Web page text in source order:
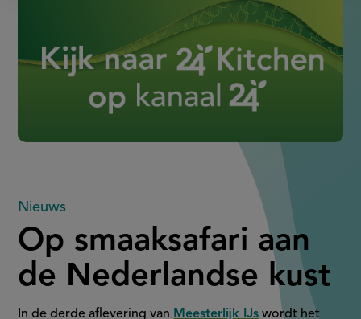
Op
smaaksafari
aan
Nieuws
Op smaaksafari aan
de Nederlandse kust
In de derde aflevering van Meesterlijk IJs wordt het